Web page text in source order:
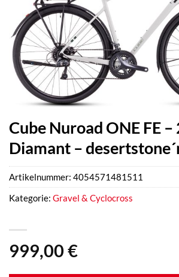
Cube Nuroad ONE FE
Diamant –
999,00 €
Artikelnummer: 4054571481511
Kategorie: Gravel & Cyclocross